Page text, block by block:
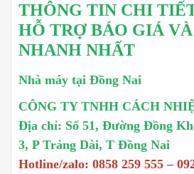
THÔNG TIN CHI
HỖ TRỢ BÁO GIÁ
NHANH NHẤT
Nhà máy tại Đồng Nai
CÔNG TY TNHH CÁCH
Địa chỉ: Số 51, Đường Đồng
3, P Trảng Dài, T Đồng Nai
Hotline/zalo: 0858 259 555 –